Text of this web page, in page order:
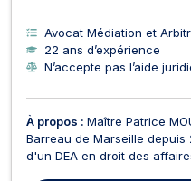
Avocat Médiation et
22 ans d’expérience
N’accepte pas l’aide
À propos : Maître Patrice
Barreau de Marseille
d'un DEA en droit des